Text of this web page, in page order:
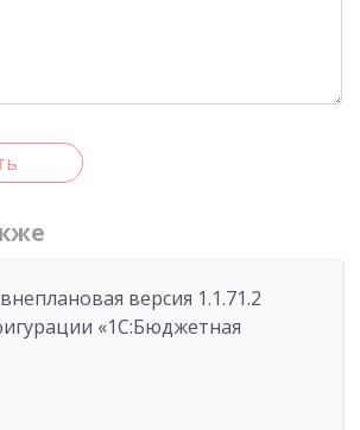
версия 1.1.71.2
«1C:Бюджетная